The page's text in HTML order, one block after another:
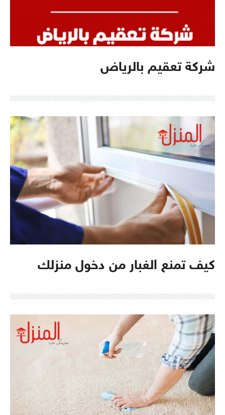
شركة تعقيم بالرياض
كيف تمنع الغبار من دخول منزلك